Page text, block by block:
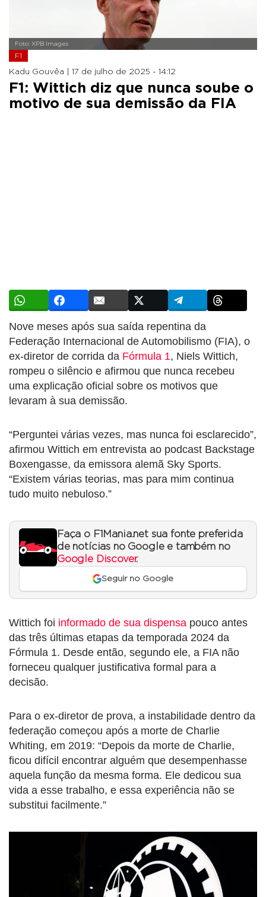
Foto: XPB Images
F1
Kadu Gouvêa | 17 de julho de 2025 - 14:12
F1: Wittich diz que nunca soube o
motivo de sua demissão da FIA
Nove meses após sua saída repentina da
Federação Internacional de Automobilismo (FIA), o
ex-diretor de corrida da Fórmula 1, Niels Wittich,
rompeu o silêncio e afirmou que nunca recebeu
uma explicação oficial sobre os motivos que
levaram à sua demissão.
“Perguntei várias vezes, mas nunca foi esclarecido”,
afirmou Wittich em entrevista ao podcast Backstage
Boxengasse, da emissora alemã Sky Sports.
“Existem várias teorias, mas para mim continua
tudo muito nebuloso.”
Faça o F1Mania.net sua fonte preferida
de notícias no Google e também no
Google Discover.
Seguir no Google
Wittich foi informado de sua dispensa pouco antes
das três últimas etapas da temporada 2024 da
Fórmula 1. Desde então, segundo ele, a FIA não
forneceu qualquer justificativa formal para a
decisão.
Para o ex-diretor de prova, a instabilidade dentro da
federação começou após a morte de Charlie
Whiting, em 2019: “Depois da morte de Charlie,
ficou difícil encontrar alguém que desempenhasse
aquela função da mesma forma. Ele dedicou sua
vida a esse trabalho, e essa experiência não se
substitui facilmente.”